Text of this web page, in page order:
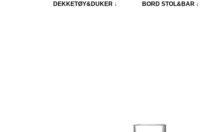
DEKKETØY&DUKER ↓ BORD STOL&BAR ↓